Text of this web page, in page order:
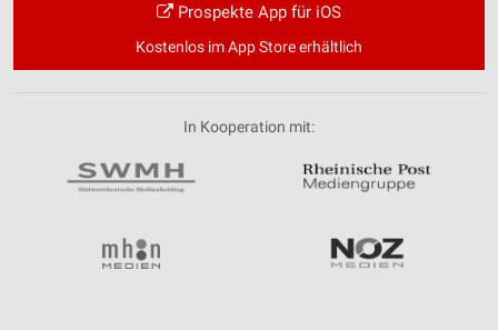
Prospekte App für iOS
Kostenlos im App Store erhältlich
In Kooperation mit: